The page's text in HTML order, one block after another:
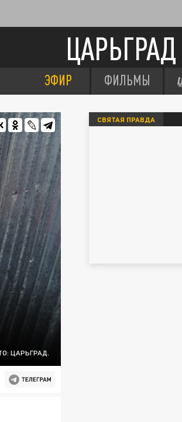
ЦАРЬГРАД
ЭФИР ФИЛЬМЫ
ЦАРЬГРАД.
СВЯТАЯ ПРАВДА